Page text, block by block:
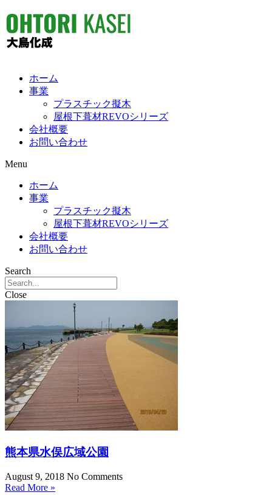
ホーム
事業
プラスチック擬木
屋根下葺材REVOシリーズ
会社概要
お問い合わせ
Menu
ホーム
事業
プラスチック擬木
屋根下葺材REVOシリーズ
会社概要
お問い合わせ
Search
Close
熊本県水俣広域公園
August 9, 2018 No Comments
Read More »